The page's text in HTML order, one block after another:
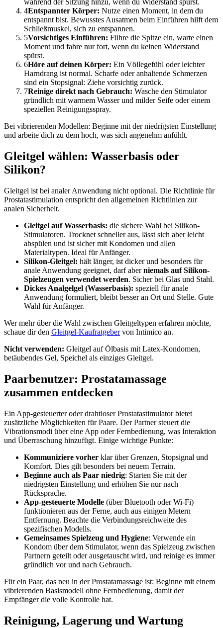
während der Sitzung hinzu, wenn du Widerstand spürst.
4Entspannter Körper: Nutze einen Moment, in dem du
entspannt bist. Bewusstes Ausatmen beim Einführen hilft dem
Schließmuskel, sich zu entspannen.
5Vorsichtiges Einführen: Führe die Spitze ein, warte einen
Moment und fahre nur fort, wenn du keinen Widerstand
spürst.
6Höre auf deinen Körper: Ein Völlegefühl oder leichter
Harndrang ist normal. Scharfe oder anhaltende Schmerzen
sind ein Stopsignal: Ziehe vorsichtig zurück.
7Reinige direkt nach Gebrauch: Wasche den Stimulator
gründlich mit warmem Wasser und milder Seife oder einem
speziellen Reinigungsspray.
Bei vibrierenden Modellen: Beginne mit der niedrigsten Einstellung
und arbeite dich zu dem hoch, was sich angenehm anfühlt.
Gleitgel wählen: Wasserbasis oder
Silikon?
Gleitgel ist bei analer Anwendung nicht optional. Die Richtlinie für
Prostatastimulation entspricht den allgemeinen Richtlinien zur
analen Sicherheit.
Gleitgel auf Wasserbasis: die sichere Wahl bei Silikon-
Stimulatoren. Trocknet schneller aus, lässt sich aber leicht
abspülen und ist sicher mit Kondomen und allen
Materialtypen. Ideal für Anfänger.
Silikon-Gleitgel: hält länger, ist dicker und besonders für
anale Anwendung geeignet, darf aberniemals auf Silikon-
Spielzeugen verwendet werden. Sicher bei Glas und Stahl.
Dickes Analgelgel (Wasserbasis): speziell für anale
Anwendung formuliert, bleibt besser an Ort und Stelle. Gute
Wahl für Anfänger.
Wer mehr über die Wahl zwischen Gleitgeltypen erfahren möchte,
schaue dir den Gleitgel-Kaufratgebervon Intimico an.
Nicht verwenden: Gleitgel auf Ölbasis mit Latex-Kondomen,
betäubendes Gel, Speichel als einziges Gleitgel.
Paarbenutzer: Prostatamassage
zusammen entdecken
Ein App-gesteuerter oder drahtloser Prostatastimulator bietet
zusätzliche Möglichkeiten für Paare. Der Partner steuert die
Vibrationsmodi über eine App oder Fernbedienung, was Interaktion
und Überraschung hinzufügt. Einige wichtige Punkte:
Kommuniziere vorher klar über Grenzen, Stopsignal und
Komfort. Dies gilt besonders bei neuem Terrain.
Beginne auch als Paar niedrig: Starten Sie mit der
niedrigsten Einstellung und erhöhen Sie nur nach
Rücksprache.
App-gesteuerte Modelle (über Bluetooth oder Wi-Fi)
funktionieren aus der Ferne, auch aus einigen Metern
Entfernung. Beachte die Verbindungsreichweite des
spezifischen Modells.
Gemeinsames Spielzeug und Hygiene: Verwende ein
Kondom über dem Stimulator, wenn das Spielzeug zwischen
Partnern geteilt oder ausgetauscht wird, und reinige es immer
gründlich vor und nach Gebrauch.
Für ein Paar, das neu in der Prostatamassage ist: Beginne mit einem
vibrierenden Basismodell ohne Fernbedienung, damit der
Empfänger die volle Kontrolle hat.
Reinigung, Lagerung und Wartung